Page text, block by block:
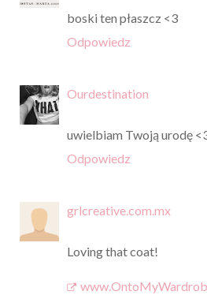
boski ten płaszcz <3
Odpowiedz
Ourdestination
uwielbiam Twoją urodę
Odpowiedz
grlcreative.com.mx
Loving that coat!